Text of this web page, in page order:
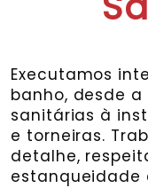
Executamos
banho, desde
sanitárias à
e torneiras.
detalhe,
estanqueidade